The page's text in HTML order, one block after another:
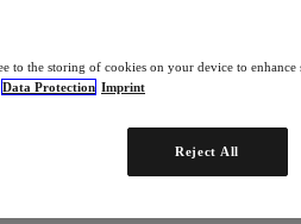
to the storing of cookies on your device to enhance
Data Protection Imprint
Reject All